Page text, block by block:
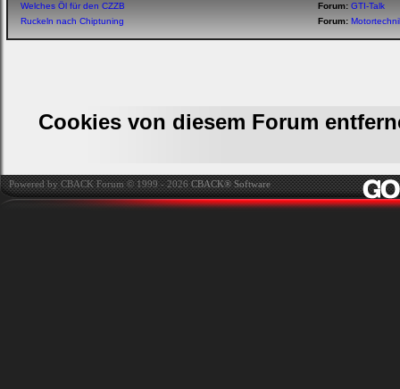
Welches Öl für den CZZB Forum: GTI-Talk
Ruckeln nach Chiptuning
Forum:
Cookies von diesem Forum
Powered by CBACK Forum © 1999 - 2026CBACK® Software